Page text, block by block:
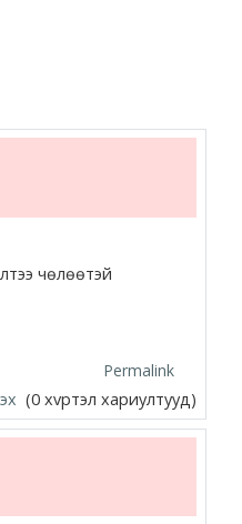
чөлөөтэй
Permalink
(0 хvртэл хариултууд)